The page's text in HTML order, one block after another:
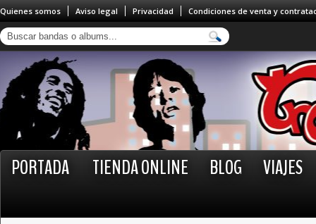
Quienes somos Aviso legal Privacidad Condiciones de venta y
PORTADA TIENDA ONLINE BLOG VIAJES